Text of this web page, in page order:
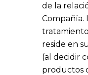
de la
Compañía.
reside en
(al decidir
productos